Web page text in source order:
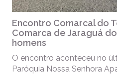
Encontro Comarcal do
Comarca de Jaraguá
homens
O encontro aconteceu no
Paróquia Nossa Senhora